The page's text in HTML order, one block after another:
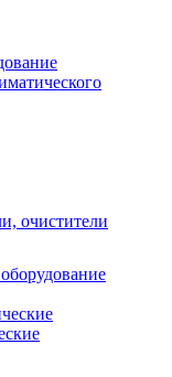
очистители